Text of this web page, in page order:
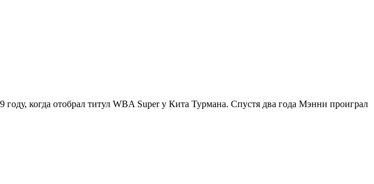
когда отобрал титул WBA Super у Кита Турмана. Спустя два года Мэнни проиграл